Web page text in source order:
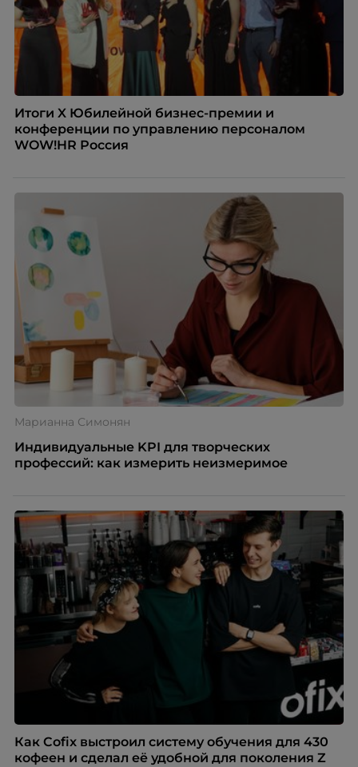
Итоги X Юбилейной бизнес-премии и
конференции по управлению персоналом
WOW!HR Россия
Марианна Симонян
Индивидуальные KPI для творческих
профессий: как измерить неизмеримое
Как Cofix выстроил систему обучения для 430
кофеен и сделал её удобной для поколения Z